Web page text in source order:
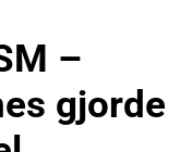
–
gjorde